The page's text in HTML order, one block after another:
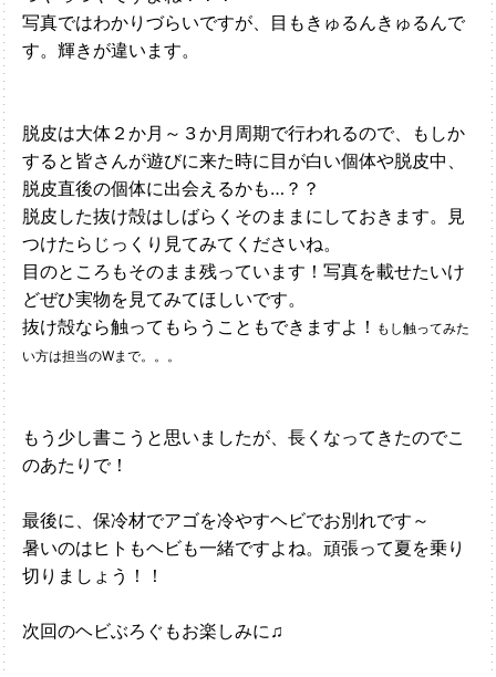
写真ではわかりづらいですが、目もきゅるんきゅるんで
す。輝きが違います。
脱皮は大体２か月～３か月周期で行われるので、もしか
すると皆さんが遊びに来た時に目が白い個体や脱皮中、
脱皮直後の個体に出会えるかも…？？
脱皮した抜け殻はしばらくそのままにしておきます。見
つけたらじっくり見てみてくださいね。
目のところもそのまま残っています！写真を載せたいけ
どぜひ実物を見てみてほしいです。
抜け殻なら触ってもらうこともできますよ！ もし触ってみた
い方は担当のWまで。。。
もう少し書こうと思いましたが、長くなってきたのでこ
のあたりで！
最後に、保冷材でアゴを冷やすヘビでお別れです～
暑いのはヒトもヘビも一緒ですよね。頑張って夏を乗り
切りましょう！！
次回のヘビぶろぐもお楽しみに♫